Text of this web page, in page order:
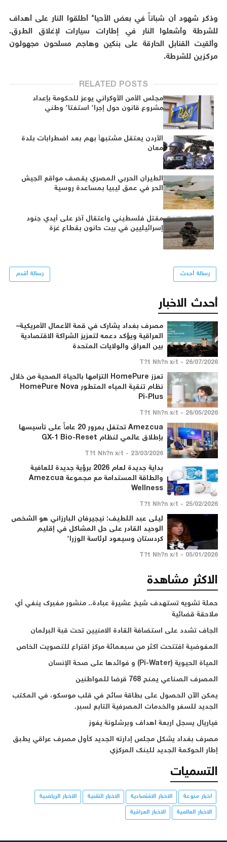
وذكر شهود أن شباناً في بعض الأحياء أطلقوا النار على أهداف
للشرطة وأشعلوا النار في إطارات سيارات لإغلاق الطرق.
وألقيت القنابل الحارقة على بنكين وهاجم مسلحون مجهولون
مركزين للشرطة.
RELATED POSTS
مجلس الأمن الأوكراني يوعز للحكومة بإعداد
مشروع قانون حول إجراء استفتاء وطني
الأردن يعتقل مشتبهاً بهم بعد اضطرابات بلدة
معان
الطيران الحربي المصري يقصف مواقع الجيش
الحر في عمق ليبيا بمساعدة روسية
مقتل فلسطيني واعتقال آخر على أيدي جنود
إسرائيليين في بيت حانون بقطاع غزة
رسالة أحدث رسالة أقدم
أحدث الاخبار
مصرف بغداد يشارك في قمة الأعمال الأمريكية–
العراقية ويؤكد دعمه لتعزيز الشراكة الاقتصادية
بين العراق والولايات المتحدة
26/07/2026 - T?t Nh?n xét
تعزز HomePure التزامها بالحياة الصحية من خلال
نظام تنقية المياه المتطور HomePure Nova
Pi-Plus
26/05/2026 - T?t Nh?n xét
Amezcua تحتفل بمرور 20 عاماً على تأسيسها
بإطلاق عالمي لنظام GX-1 Bio-Reset
23/03/2026 - T?t Nh?n xét
بداية جديدة لعام 2026 برؤية جديدة للعافية
والطاقة المستدامة مع مجموعة Amezcua
Wellness
25/02/2026 - T?t Nh?n xét
ليلى عبد اللطيف: نيجيرفان البارزاني هو الشخص
الوحيد القادر على حل المشاكل في إقليم
كردستان وسيعود لرئاسة الوزراء
05/01/2026 - T?t Nh?n xét
الاكثر مشاهدة
حملة تشويه تستهدف شيخ عشيرة عبادة.. منشور مفبرك ينفي أي
ملاحقة قضائية
الجاف تشدد على استضافة القادة الامنيين تحت قبة البرلمان
المفوضية افتتحت اكثر من سبعمائة مركز اقتراع للتصويت الخاص
المياة الحيوية (Pi-Water) و فوائدها على صحة الإنسان
المصرف الصناعي يمنح 768 قرضا للمواطنين
يمكن الآن الحصول على بطاقة سائح في قلب موسكو، في المكتب
الجديد للسفر والخدمات المصرفية التابع لسبر.
فياريال يسجل اربعة اهداف وبرشلونة يفوز
مصرف بغداد يشكل مجلس إدارته الجديد كأول مصرف عراقي يطبق
إطار الحوكمة الجديد للبنك المركزي
التسميات
اخبار منوعة الاخبار الاقتصادية الاخبار التقنية
الاخبار الرياضية
الاخبار العالمية
الاخبار العراقية